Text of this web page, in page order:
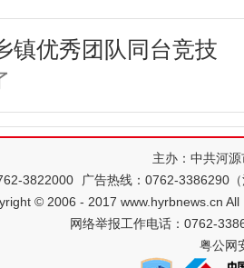
镇优秀团队同台竞技